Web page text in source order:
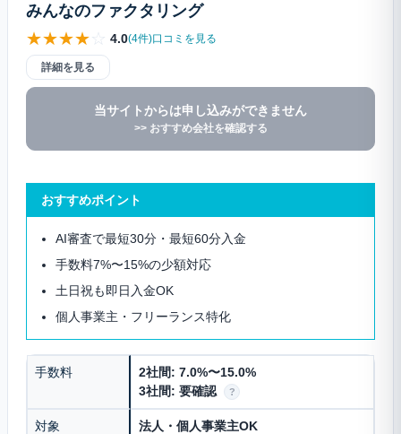
みんなのファクタリング
★★★★☆ 4.0(4件)口コミを見る
詳細を見る
当サイトからは申し込みができません
>> おすすめ会社を確認する
おすすめポイント
AI審査で最短30分・最短60分入金
手数料7%〜15%の少額対応
土日祝も即日入金OK
個人事業主・フリーランス特化
手数料
2社間: 7.0%〜15.0%
3社間: 要確認
?
対象 法人・個人事業主OK